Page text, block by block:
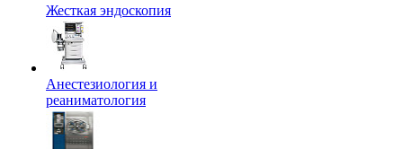
Жесткая эндоскопия
Анестезиология и
реаниматология